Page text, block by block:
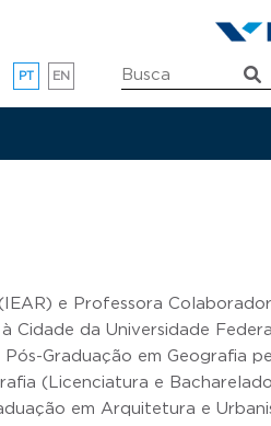
do topo
PT EN
e Professora
Cidade da Universidade
Graduação em Geografia
(Licenciatura e
em Arquitetura e